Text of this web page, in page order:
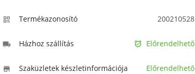
 Termékazonosító 200210528
 Házhoz szállítás Előrendelhető

 Szaküzletek készletinformációja Előrendelhető